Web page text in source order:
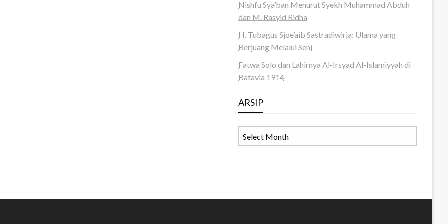
Nishfu Sya’ban Menurut Syekh Muhammad Abduh
dan M. Rasyid Ridha
H. Tubagus Sjoe’aib Sastradiwirja: Ulama yang
Berjuang Melalui Seni
Fatwa Solo dan Lahirnya Al-Irsyad Al-Islamiyyah di
Batavia 1914
ARSIP